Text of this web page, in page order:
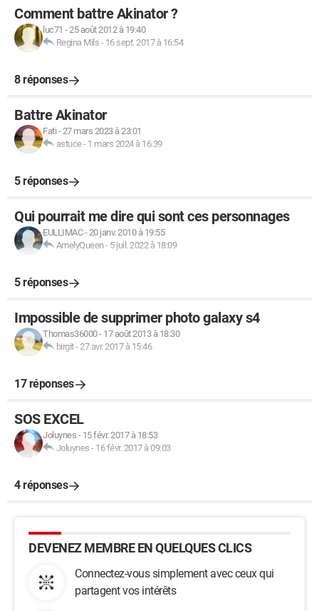
Comment battre Akinator ?
luc71 -25 août 2012 à 19:40
Regina Mils - 16 sept. 2017 à 16:54
8 réponses
Battre Akinator
Fati -27 mars 2023 à 23:01
astuce- 1 mars 2024 à 16:39
5 réponses
Qui pourrait me dire qui sont ces personnages
EULLIMAC-20 janv. 2010 à 19:55
AmelyQueen- 5 juil. 2022 à 18:09
5 réponses
Impossible de supprimer photo galaxy s4
Thomas36000- 17 août 2013 à 18:30
birgit-27 avr. 2017 à 15:46
17 réponses
SOS EXCEL
Joluynes - 15 févr. 2017 à 18:53
Joluynes - 16 févr. 2017 à 09:03
4 réponses
DEVENEZ MEMBRE EN QUELQUES CLICS
Connectez-vous simplement avec ceux qui
partagent vos intérêts